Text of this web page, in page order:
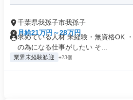
千葉県我孫子市我孫子
月給21万円～28万円
求めている人材 未経験・無資格OK
の為になる仕事がしたい そ...
業界未経験歓迎 +23個